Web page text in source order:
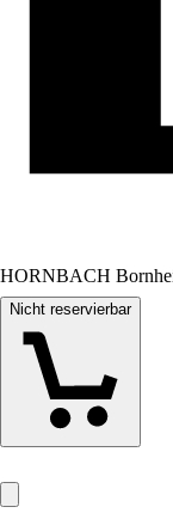
HORNBACH
Nicht reservierbar